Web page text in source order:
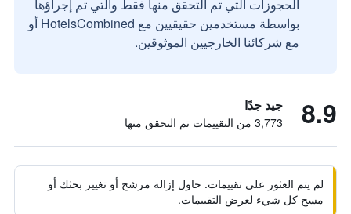
الحجوزات التي تم التحقق منها فقط والتي تم إجراؤها
بواسطة مستخدمين حقيقيين مع HotelsCombined أو
مع شركائنا الخارجيين الموثوقين.
8.9 جيد جدًا
3,773 من التقييمات تم التحقق منها
لم يتم العثور على تقييمات. حاول إزالة مرشح أو تغيير بحثك أو
مسح كل شيء لعرض التقييمات.